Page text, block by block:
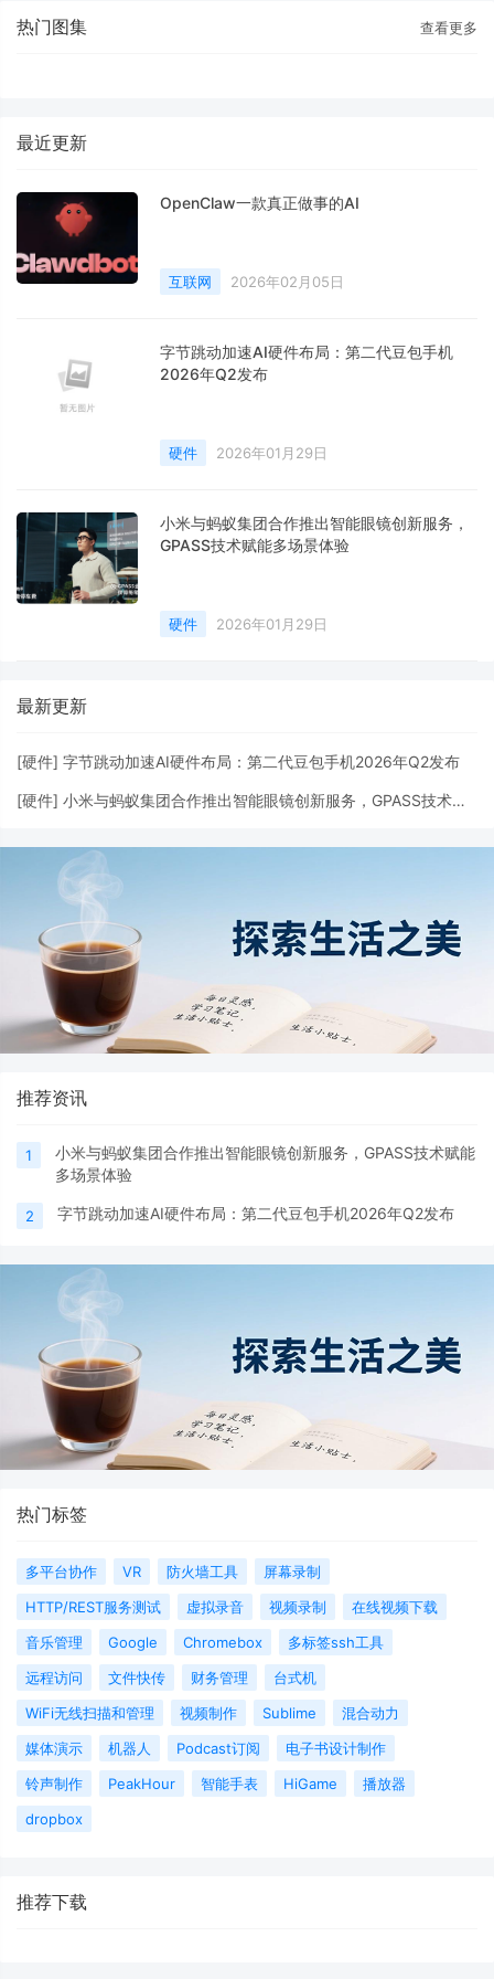
热门图集 查看更多
最近更新
OpenClaw一款真正做事的AI
互联网 2026年02月05日
字节跳动加速AI硬件布局：第二代豆包手机
2026年Q2发布
硬件 2026年01月29日
小米与蚂蚁集团合作推出智能眼镜创新服务，
GPASS技术赋能多场景体验
硬件 2026年01月29日
最新更新
[硬件] 字节跳动加速AI硬件布局：第二代豆包手机2026年Q2发布
[硬件] 小米与蚂蚁集团合作推出智能眼镜创新服务，GPASS技术赋能多场景体验
推荐资讯
1
小米与蚂蚁集团合作推出智能眼镜创新服务，GPASS技术赋能
多场景体验
2 字节跳动加速AI硬件布局：第二代豆包手机2026年Q2发布
热门标签
多平台协作 VR 防火墙工具
屏幕录制
HTTP/REST服务测试
虚拟录音 视频录制
在线视频下载
音乐管理
Google Chromebox
多标签ssh工具
远程访问
文件快传 财务管理
台式机
WiFi无线扫描和管理
视频制作 Sublime
混合动力
媒体演示
机器人 Podcast订阅
电子书设计制作
铃声制作
PeakHour 智能手表 HiGame
播放器
dropbox
推荐下载